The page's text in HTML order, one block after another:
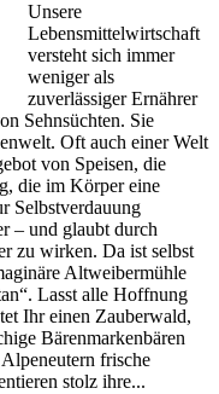
Unsere
Lebensmittelwirtschaft
versteht sich immer
weniger als
zuverlässiger Ernährer
Sehnsüchten. Sie
Oft auch einer Welt
von Speisen, die
die im Körper eine
Selbstverdauung
– und glaubt durch
zu wirken. Da ist selbst
Altweibermühle
Lasst alle Hoffnung
Ihr einen Zauberwald,
Bärenmarkenbären
frische
stolz ihre...